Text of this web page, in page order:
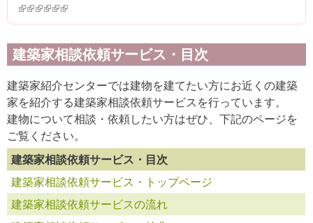
(link is external)
(link is external)
(link is external)
(link is external)
(link is external)
(link is external)
建築家相談依頼サービス・目次
建築家紹介センターでは建物を建てたい方にお近くの建築
家を紹介する建築家相談依頼サービスを行っています。
建物について相談・依頼したい方はぜひ、下記のページを
ご覧ください。
建築家相談依頼サービス・目次
建築家相談依頼サービス・トップページ
建築家相談依頼サービスの流れ